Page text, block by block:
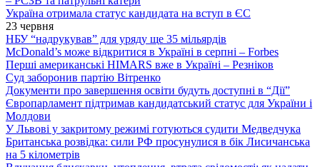
Україна отримала статус кандидата на вступ в ЄС
23 червня
НБУ “надрукував” для уряду ще 35 мільярдів
McDonald’s може відкритися в Україні в серпні – Forbes
Перші американські HIMARS вже в Україні – Резніков
Суд заборонив партію Вітренко
Документи про завершення освіти будуть доступні в “Дії”
Європарламент підтримав кандидатський статус для України і
Молдови
У Львові у закритому режимі готуються судити Медведчука
Британська розвідка: сили РФ просунулися в бік Лисичанська
на 5 кілометрів